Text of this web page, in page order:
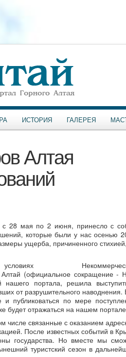
ИСТОРИЯ ГАЛЕРЕЯ
Алтая
с 28 мая по 2 июня, принесло с
которые были у нас осенью
ущерба, причиненного
Алтай (официальное сокращение -
портала, решила
от разрушительного наводнения.
публиковаться по мере
будет отражаться на нашем
числе связанные с оказанием
После известных событий в
государства. Но вместе мы
туристский сезон в